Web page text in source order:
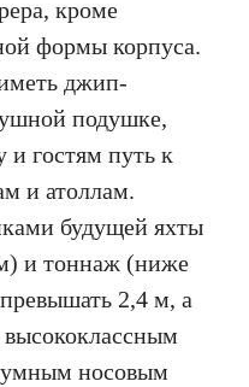
кроме
формы корпуса.
джип-
подушке,
и гостям путь к
и атоллам.
будущей яхты
и тоннаж (ниже
2,4 м, а
высококлассным
носовым